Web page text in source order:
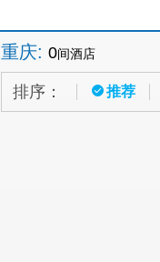
重庆: 0间酒店
排序： 推荐